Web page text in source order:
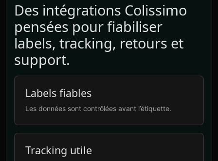
Des intégrations Colissimo
pensées pour fiabiliser
labels, tracking, retours et
support.
Labels fiables
Les données sont contrôlées avant l’étiquette.
Tracking utile